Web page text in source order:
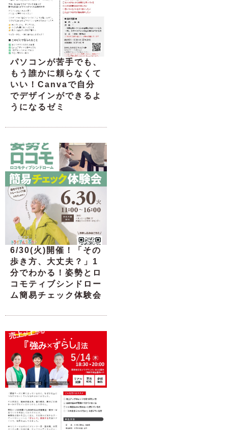
パソコンが苦手でも、
もう誰かに頼らなくて
いい！Canvaで自分
でデザインができるよ
うになるゼミ
6/30(火)開催！「その
歩き方、大丈夫？」1
分でわかる！姿勢とロ
コモティブシンドロー
ム簡易チェック体験会